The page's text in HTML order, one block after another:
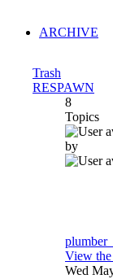
ARCHIVE
Trash
RESPAWN
8
Topics
by
View the
Wed